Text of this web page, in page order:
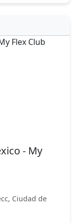
- My
Ciudad de